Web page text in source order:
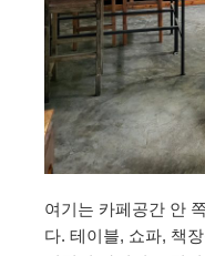
여기는 카페공간 안
다. 테이블, 쇼파, 책